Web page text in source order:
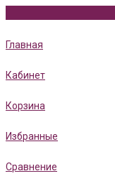
Главная
Кабинет
Корзина
Избранные
Сравнение